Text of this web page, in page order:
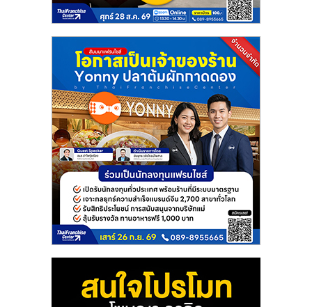
ปรึกษา
ลงทุน
และ
ขยาย